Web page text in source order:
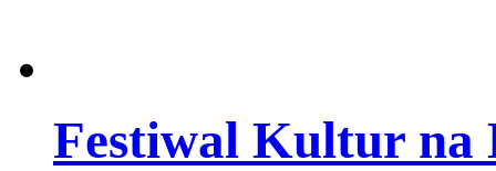
Festiwal Kultur na